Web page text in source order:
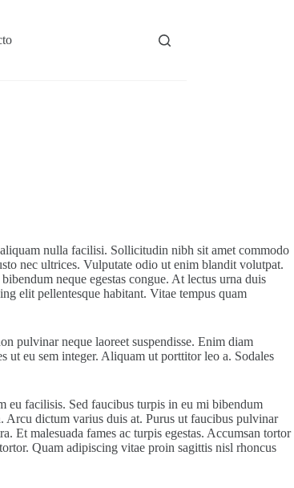
nulla facilisi. Sollicitudin nibh sit amet commodo
nec ultrices. Vulputate odio ut enim blandit volutpat.
neque egestas congue. At lectus urna duis
elit pellentesque habitant. Vitae tempus quam
pulvinar neque laoreet suspendisse. Enim diam
ut eu sem integer. Aliquam ut porttitor leo a. Sodales
eu facilisis. Sed faucibus turpis in eu mi bibendum
Arcu dictum varius duis at. Purus ut faucibus pulvinar
Et malesuada fames ac turpis egestas. Accumsan tortor
Quam adipiscing vitae proin sagittis nisl rhoncus